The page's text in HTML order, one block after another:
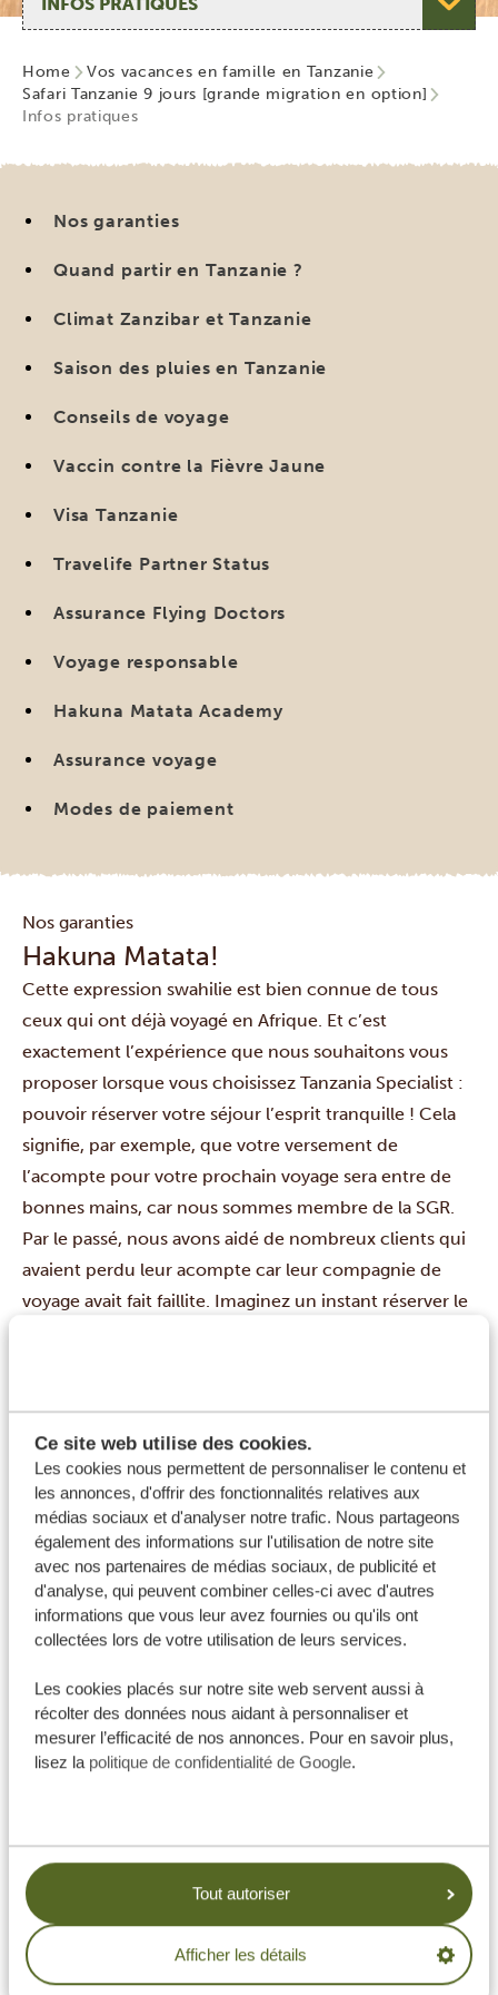
Ce site web utilise des cookies.
Les cookies nous permettent de personnaliser le contenu et
les annonces, d'offrir des fonctionnalités relatives aux
médias sociaux et d'analyser notre trafic. Nous partageons
également des informations sur l'utilisation de notre site
avec nos partenaires de médias sociaux, de publicité et
d'analyse, qui peuvent combiner celles-ci avec d'autres
informations que vous leur avez fournies ou qu'ils ont
collectées lors de votre utilisation de leurs services.
Les cookies placés sur notre site web servent aussi à
récolter des données nous aidant à personnaliser et
mesurer l’efficacité de nos annonces. Pour en savoir plus,
lisez la politique de confidentialité de Google.
Tout autoriser
Afficher les détails
Home
Vos vacances en famille en Tanzanie
Safari Tanzanie 9 jours [grande migration en option]
Infos pratiques
Nos garanties
Quand partir en Tanzanie ?
Climat Zanzibar et Tanzanie
Saison des pluies en Tanzanie
Conseils de voyage
Vaccin contre la Fièvre Jaune
Visa Tanzanie
Travelife Partner Status
Assurance Flying Doctors
Voyage responsable
Hakuna Matata Academy
Assurance voyage
Modes de paiement
Nos garanties
Hakuna Matata!
Cette expression swahilie est bien connue de tous
ceux qui ont déjà voyagé en Afrique. Et c’est
exactement l’expérience que nous souhaitons vous
proposer lorsque vous choisissez Tanzania Specialist :
pouvoir réserver votre séjour l’esprit tranquille ! Cela
signifie, par exemple, que votre versement de
l’acompte pour votre prochain voyage sera entre de
bonnes mains, car nous sommes membre de la SGR.
Par le passé, nous avons aidé de nombreux clients qui
avaient perdu leur acompte car leur compagnie de
voyage avait fait faillite. Imaginez un instant réserver le
vous garantissons que rien de tel ne se produira.
des agences de voyage néerlandaises (SGR), une
organisation néerlandaise à but non lucratif qui
protège les frais de séjour avancés par les voyageurs.
En tant que membre de cette organisation, nous
payons une cotisation annuelle et cela signifie que vos